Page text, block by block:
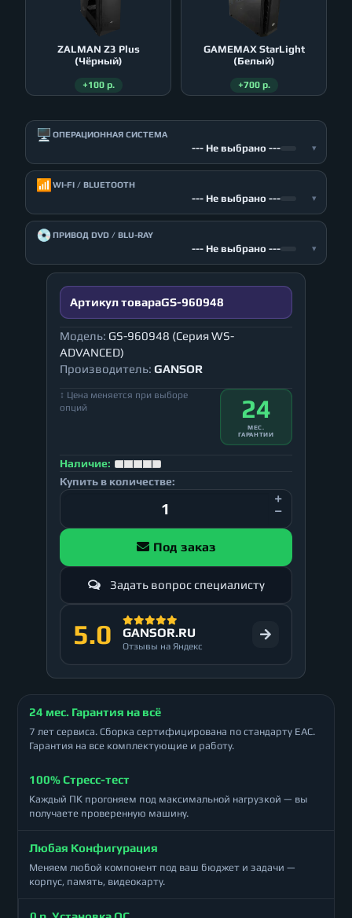
ZALMAN Z3 Plus
(Чёрный)
+100 р.
GAMEMAX StarLight
(Белый)
+700 р.
🖥️ ОПЕРАЦИОННАЯ СИСТЕМА
--- Не выбрано --- ▾
📶 WI-FI / BLUETOOTH
--- Не выбрано --- ▾
💿ПРИВОД DVD / BLU-RAY
--- Не выбрано --- ▾
Артикул товараGS-960948
Модель: GS-960948 (Серия WS-
ADVANCED)
Производитель: GANSOR
↕ Цена меняется при выборе
опций
24
МЕС.
ГАРАНТИИ
Наличие:
Купить в количестве:
Под заказ
Задать вопрос специалисту
5.0 GANSOR.RU
Отзывы на Яндекс
24 мес. Гарантия на всё
7 лет сервиса. Сборка сертифицирована по стандарту ЕАС.
Гарантия на все комплектующие и работу.
100% Стресс-тест
Каждый ПК прогоняем под максимальной нагрузкой — вы
получаете проверенную машину.
Любая Конфигурация
Меняем любой компонент под ваш бюджет и задачи —
корпус, память, видеокарту.